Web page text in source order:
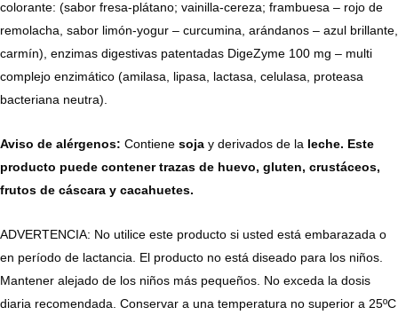
colorante: (sabor fresa-plátano; vainilla-cereza; frambuesa – rojo de
remolacha, sabor limón-yogur – curcumina, arándanos – azul brillante,
carmín), enzimas digestivas patentadas DigeZyme 100 mg – multi
complejo enzimático (amilasa, lipasa, lactasa, celulasa, proteasa
bacteriana neutra).
Aviso de alérgenos: Contiene soja y derivados de la leche. Este
producto puede contener trazas de huevo, gluten, crustáceos,
frutos de cáscara y cacahuetes.
ADVERTENCIA: No utilice este producto si usted está embarazada o
en período de lactancia. El producto no está diseado para los niños.
Mantener alejado de los niños más pequeños. No exceda la dosis
diaria recomendada. Conservar a una temperatura no superior a 25ºC